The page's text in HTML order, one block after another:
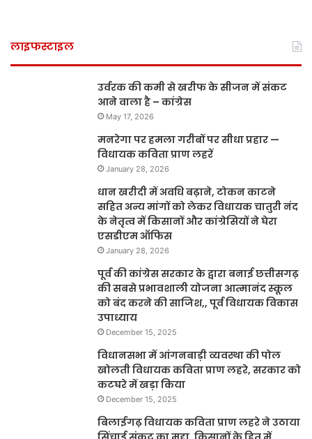
लाइफस्टाइल
उर्वरक की कमी से खरीफ के सीजन में संकट
आने वाला है – कांग्रेस
May 17, 2026
मनरेगा पर हमला गरीबों पर सीधा प्रहार —
विधायक कविता प्राण लहरें
January 28, 2026
धान खरीदी में अवधि बढ़ाने, टोकन काटने
सहित अन्य मांगों को लेकर विधायक चातुरी नंद
के नेतृत्व में किसानों और कांग्रेसियों ने घेरा
एसडीएम ऑफिस
January 28, 2026
पूर्व की कांग्रेस सरकार के द्वारा बनाई छत्तीसगढ़
की सबसे प्रभावशाली योजना आत्मानंद स्कूल
को बंद करने की साजिश,, पूर्व विधायक विकास
उपाध्याय
December 15, 2025
विधानसभा में आंगनबाड़ी व्यवस्था की पोल
खोलती विधायक कविता प्राण लहरे, सरकार को
कटघरे में खड़ा किया
December 15, 2025
बिलाईगढ़ विधायक कविता प्राण लहरे ने उठाया